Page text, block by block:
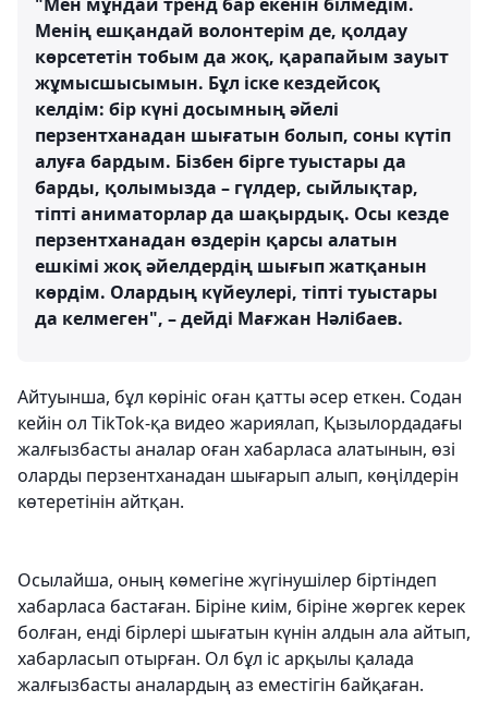
Менің ешқандай волонтерім де, қолдау
көрсететін тобым да жоқ, қарапайым зауыт
жұмысшысымын. Бұл іске кездейсоқ
келдім: бір күні досымның әйелі
перзентханадан шығатын болып, соны күтіп
алуға бардым. Бізбен бірге туыстары да
барды, қолымызда – гүлдер, сыйлықтар,
тіпті аниматорлар да шақырдық. Осы кезде
перзентханадан өздерін қарсы алатын
ешкімі жоқ әйелдердің шығып жатқанын
көрдім. Олардың күйеулері, тіпті туыстары
да келмеген", – дейді Мағжан Нәлібаев.
Айтуынша, бұл көрініс оған қатты әсер еткен. Содан
кейін ол TikTok-қа видео жариялап, Қызылордадағы
жалғызбасты аналар оған хабарласа алатынын, өзі
оларды перзентханадан шығарып алып, көңілдерін
көтеретінін айтқан.
Осылайша, оның көмегіне жүгінушілер біртіндеп
хабарласа бастаған. Біріне киім, біріне жөргек керек
болған, енді бірлері шығатын күнін алдын ала айтып,
хабарласып отырған. Ол бұл іс арқылы қалада
жалғызбасты аналардың аз еместігін байқаған.